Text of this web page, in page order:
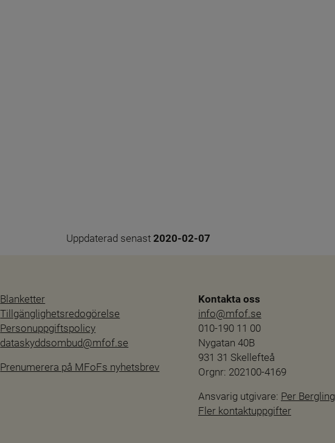
Uppdaterad senast 2020-02-07
Blanketter
Tillgänglighetsredogörelse
Personuppgiftspolicy
dataskyddsombud@mfof.se
Prenumerera på MFoFs nyhetsbrev
Kontakta oss
info@mfof.se
010-190 11 00
Nygatan 40B
931 31 Skellefteå
Orgnr: 202100-4169
Ansvarig utgivare: Per Bergling
Fler kontaktuppgifter